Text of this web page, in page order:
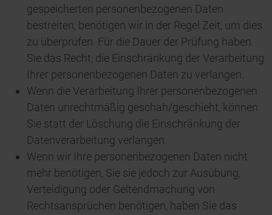
gespeicherten personenbezogenen Daten
bestreiten, benötigen wir in der Regel Zeit, um dies
zu überprüfen. Für die Dauer der Prüfung haben
Sie das Recht, die Einschränkung der Verarbeitung
Ihrer personenbezogenen Daten zu verlangen.
Wenn die Verarbeitung Ihrer personenbezogenen
Daten unrechtmäßig geschah/geschieht, können
Sie statt der Löschung die Einschränkung der
Datenverarbeitung verlangen.
Wenn wir Ihre personenbezogenen Daten nicht
mehr benötigen, Sie sie jedoch zur Ausübung,
Verteidigung oder Geltendmachung von
Rechtsansprüchen benötigen, haben Sie das